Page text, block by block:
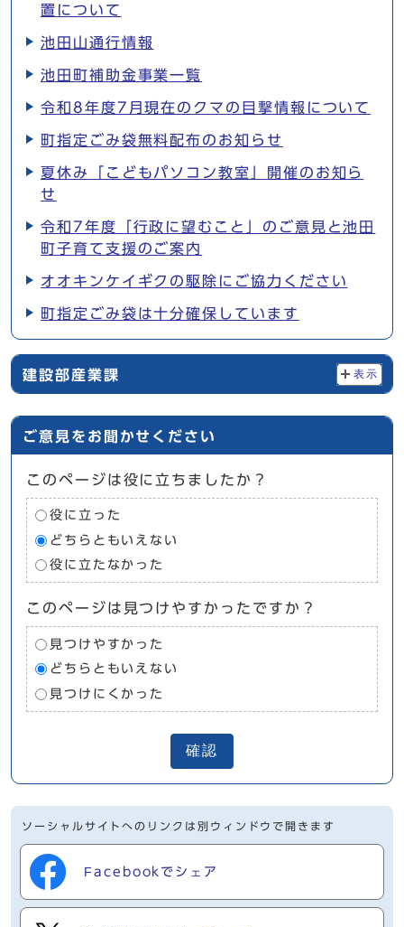
置について
池田山通行情報
池田町補助金事業一覧
令和8年度7月現在のクマの目撃情報について
町指定ごみ袋無料配布のお知らせ
夏休み「こどもパソコン教室」開催のお知ら
せ
令和7年度「行政に望むこと」のご意見と池田
町子育て支援のご案内
オオキンケイギクの駆除にご協力ください
町指定ごみ袋は十分確保しています
建設部産業課 表示
ご意見をお聞かせください
このページは役に立ちましたか？
役に立った
どちらともいえない
役に立たなかった
このページは見つけやすかったですか？
見つけやすかった
どちらともいえない
見つけにくかった
確認
ソーシャルサイトへのリンクは別ウィンドウで開きます
Facebookでシェア